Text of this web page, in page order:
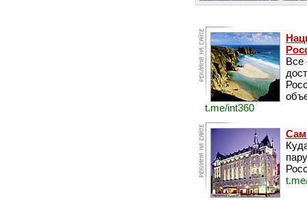
Все
t.me/int360